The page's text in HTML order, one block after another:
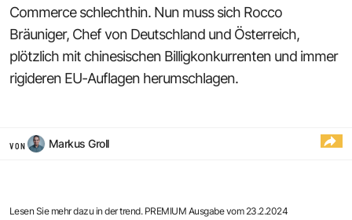
Commerce schlechthin. Nun muss sich Rocco
Bräuniger, Chef von Deutschland und Österreich,
plötzlich mit chinesischen Billigkonkurrenten und immer
rigideren EU-Auflagen herumschlagen.
VON Markus Groll
Lesen Sie mehr dazu in der trend. PREMIUM Ausgabe vom 23.2.2024